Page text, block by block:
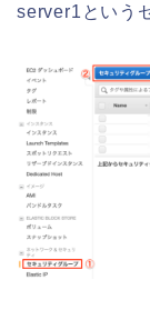
server1という